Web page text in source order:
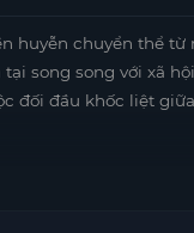
huyễn chuyển thể từ
song song với xã
đối đầu khốc liệt
làm chủ năng lực của